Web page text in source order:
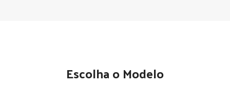
Escolha o Modelo